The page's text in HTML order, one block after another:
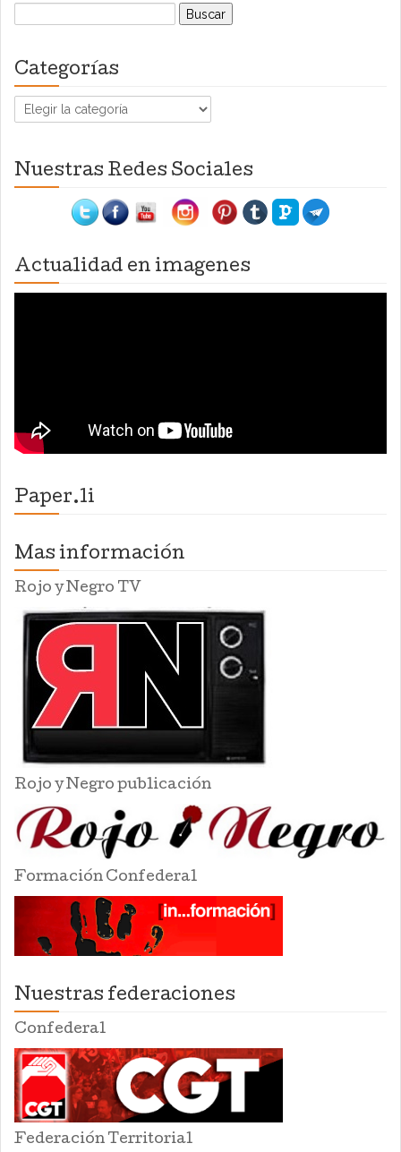
Buscar:
Categorías
Categorías
Nuestras Redes Sociales
Actualidad en imagenes
Paper.li
Mas información
Rojo y Negro TV
Rojo y Negro publicación
Formación Confederal
Nuestras federaciones
Confederal
Federación Territorial